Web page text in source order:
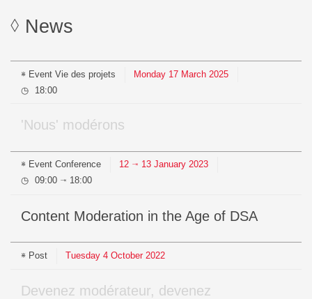
News
Event Vie des projets Monday 17 March 2025
18:00
'Nous' modérons
Event Conference 12 ⇥ 13 January 2023
09:00 ⇥ 18:00
Content Moderation in the Age of DSA
Post Tuesday 4 October 2022
Devenez modérateur, devenez